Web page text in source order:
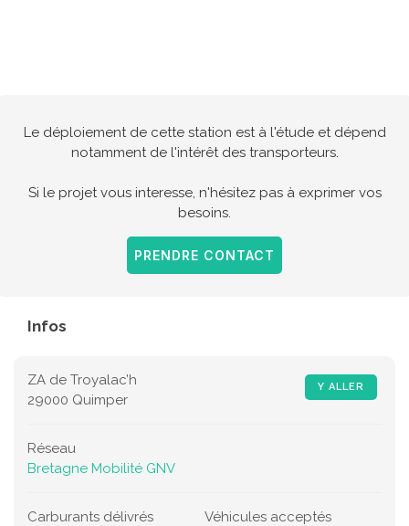
Le déploiement de cette station est à l'étude et dépend
notamment de l'intérêt des transporteurs.
Si le projet vous interesse, n'hésitez pas à exprimer vos
besoins.
PRENDRE CONTACT
Infos
Y ALLER
ZA de Troyalac’h
29000 Quimper
Réseau
Bretagne Mobilité GNV
Carburants délivrés Véhicules acceptés